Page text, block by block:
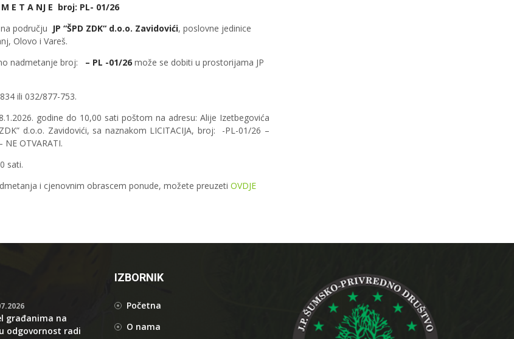
E T A NJ E broj: PL- 01/26
području JP “ŠPD ZDK“ d.o.o. Zavidovići, poslovne jedinice
Olovo i Vareš.
nadmetanje broj:
– PL -01/26 može se dobiti u prostorijama JP
ili 032/877-753.
godine do 10,00 sati poštom na adresu: Alije Izetbegovića
d.o.o. Zavidovići, sa naznakom LICITACIJA, broj: -PL-01/26 –
OTVARATI.
sati.
i cjenovnim obrascem ponude, možete preuzeti OVDJE
građanima na
odgovornost radi
IZBORNIK
Početna
O nama